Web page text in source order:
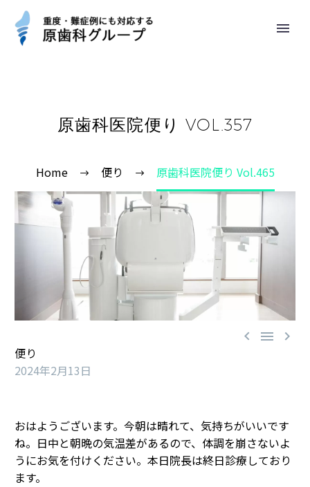
原歯科医院便り VOL.357
Home 便り 原歯科医院便り Vol.465
  
便り
2024年2月13日
おはようございます。今朝は晴れて、気持ちがいいです
ね。日中と朝晩の気温差があるので、体調を崩さないよ
うにお気を付けください。本日院長は終日診療しており
ます。